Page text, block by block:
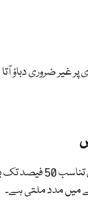
غیر ضروری دباؤ
بیٹری کی صحت کے
میں مدد ملتی ہے۔